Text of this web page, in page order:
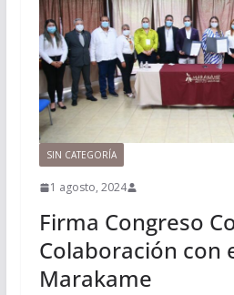
SIN CATEGORÍA
1 agosto, 2024
Firma Congreso
Colaboración con
Marakame